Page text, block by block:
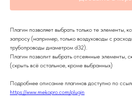
Плагин позволяет выбрать только те элементы,
запросу (например, только воздуховоды с
трубопроводы диаметром d32).
Плагин позволит выбрать отсеянные элементы,
(скрыть всё остальное, кроме выбранных)
Подробнее описание плагинов доступно по
https://www.mekopro.com/plugin